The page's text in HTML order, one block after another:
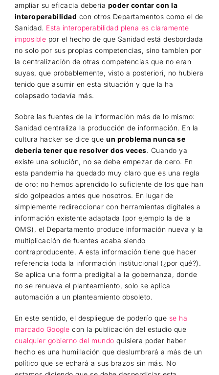
ampliar su eficacia debería poder contar con la
interoperabilidad con otros Departamentos como el de
Sanidad. Esta interoperabilidad plena es claramente
imposible por el hecho de que Sanidad está desbordada
no solo por sus propias competencias, sino tambíen por
la centralización de otras competencias que no eran
suyas, que probablemente, visto a posteriori, no hubiera
tenido que asumir en esta situación y que la ha
colapsado todavía más.
Sobre las fuentes de la información más de lo mismo:
Sanidad centraliza la producción de información. En la
cultura hacker se dice queun problema nunca se
debería tener que resolver dos veces. Cuando ya
existe una solución, no se debe empezar de cero. En
esta pandemia ha quedado muy claro que es una regla
de oro: no hemos aprendido lo suficiente de los que han
sido golpeados antes que nosotros. En lugar de
simplemente redireccionar con herramientas digitales a
información existente adaptada (por ejemplo la de la
OMS), el Departamento produce información nueva y la
multiplicación de fuentes acaba siendo
contraproducente. A esta información tiene que hacer
referencia toda la información institucional (¿por qué?).
Se aplica una forma predigital a la gobernanza, donde
no se renueva el planteamiento, solo se aplica
automación a un planteamiento obsoleto.
En este sentido, el despliegue de poderío que se ha
marcado Google con la publicación del estudio que
cualquier gobierno del mundo quisiera poder haber
hecho es una humillación que deslumbrará a más de un
político que se echará a sus brazos sin más. No